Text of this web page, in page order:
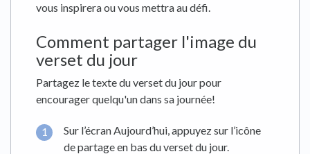
vous inspirera ou vous mettra au défi.
Comment partager l'image du
verset du jour
Partagez le texte du verset du jour pour
encourager quelqu'un dans sa journée!
Sur l’écran Aujourd’hui, appuyez sur l’icône
de partage en bas du verset du jour.